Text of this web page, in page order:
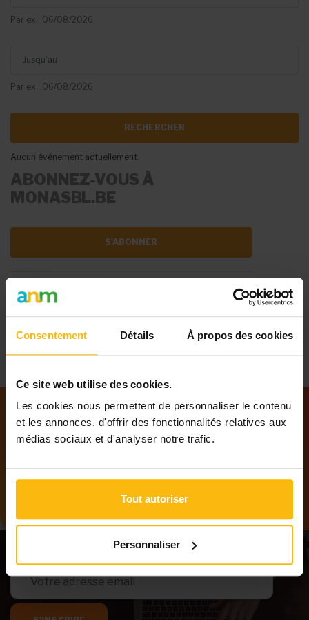
Consentement Détails À propos des cookies
Ce site web utilise des cookies.
Les cookies nous permettent de personnaliser le contenu
et les annonces, d'offrir des fonctionnalités relatives aux
médias sociaux et d'analyser notre trafic.
Tout autoriser
Personnaliser
Par ex., 06/08/2026
Par ex., 06/08/2026
Aucun événement actuellement.
ABONNEZ-VOUS À
MONASBL.BE
S'ABONNER
ÉVÉNEMENT
Notre newsletter
Tenez-vous au courant des dernières
informations de MonASBL.be